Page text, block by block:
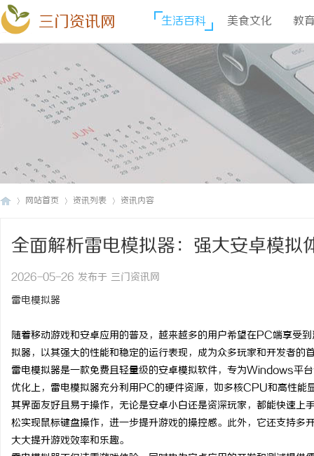
三门资讯网 生活百科 美食文化 教
网站首页 资讯列表 资讯内容
全面解析雷电模拟器：强大安卓模拟
2026-05-26 发布于 三门资讯网
雷电模拟器
随着移动游戏和安卓应用的普及，越来越多的用户希望在PC端享受
拟器，以其强大的性能和稳定的运行表现，成为众多玩家和开发者的
雷电模拟器是一款免费且轻量级的安卓模拟软件，专为Windows平
优化上，雷电模拟器充分利用PC的硬件资源，如多核CPU和高性能
其界面友好且易于操作，无论是安卓小白还是资深玩家，都能快速
松实现鼠标键盘操作，进一步提升游戏的操控感。此外，它还支持
大大提升游戏效率和乐趣。